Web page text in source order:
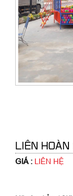
LIÊN
GIÁ : LIÊN HỆ